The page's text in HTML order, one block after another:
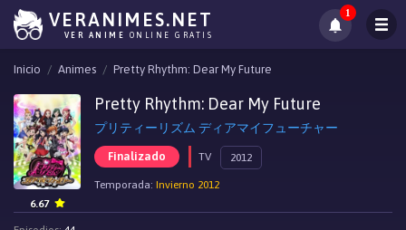
VERANIMES.NET
VER ANIME ONLINE GRATIS
1
Inicio Animes Pretty Rhythm: Dear My Future
Pretty Rhythm: Dear My Future
プリティーリズム ディアマイフューチャー
Finalizado TV 2012
Temporada: Invierno 2012
6.67